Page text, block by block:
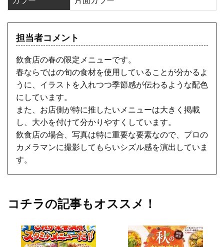
担当者コメント
飲食店の春の限定メニューです。
春ならではの旬の食材を使用していることが分かるよ
うに、イラストを入れつつ季節感が伝わるような配色
にしています。
また、お店側が特に推したいメニューは大きく掲載
し、大小を付けて分かりやすくしています。
飲食店の場合、写真は特に重要な要素なので、プロの
カメラマンに撮影してもらいシズル感を演出していま
す。
コチラの記事もオススメ！